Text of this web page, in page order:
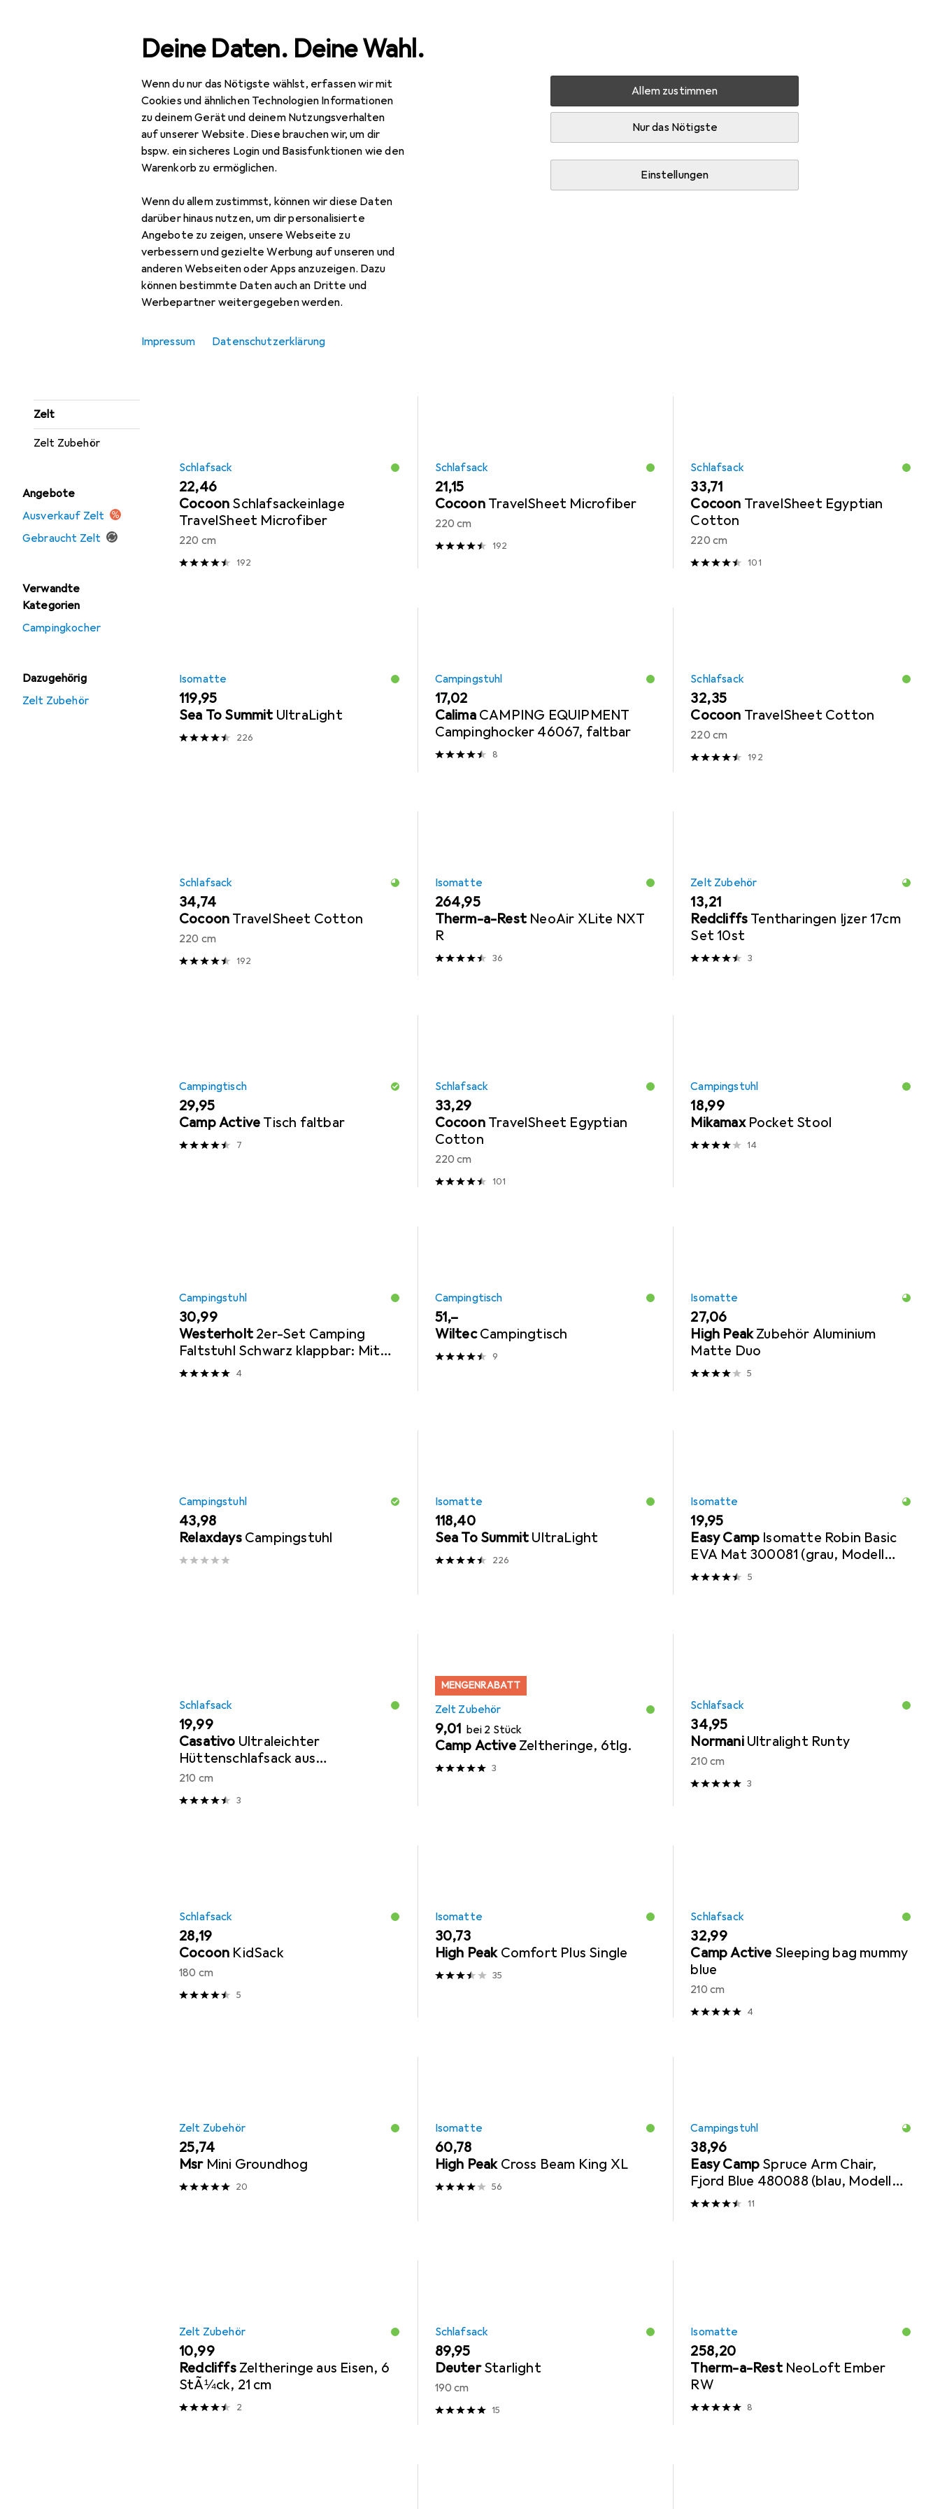
Deine Daten. Deine Wahl.
Wenn du nur das Nötigste wählst, erfassen wir mit
Cookies und ähnlichen Technologien Informationen
zu deinem Gerät und deinem Nutzungsverhalten
auf unserer Website. Diese brauchen wir, um dir
bspw. ein sicheres Login und Basisfunktionen wie den
Warenkorb zu ermöglichen.
Wenn du allem zustimmst, können wir diese Daten
darüber hinaus nutzen, um dir personalisierte
Angebote zu zeigen, unsere Webseite zu
verbessern und gezielte Werbung auf unseren und
anderen Webseiten oder Apps anzuzeigen. Dazu
können bestimmte Daten auch an Dritte und
Werbepartner weitergegeben werden.
Allem zustimmen
Nur das Nötigste
Einstellungen
Impressum Datenschutzerklärung
Navigation nach Kategorien
Zelt
Zelt Zubehör
Angebote
Ausverkauf Zelt
Gebraucht Zelt
Verwandte
Kategorien
Campingkocher
Dazugehörig
Zelt Zubehör
Gesamtsortiment Sport Outdoor Zubehör
EUR
251,17
Robens Starlight 1
Zubehör für Robens Starlight 1
Hier findest du passendes Zubehör zum Produkt Robens Starlight 1 aus den Kategorien Schlafsack, Isomatte und Campingstuhl.
Beliebt Schlafsack Isomatte
Schlafsack
EUR
22,46
Cocoon Schlafsackeinlage
TravelSheet Microfiber
220 cm
192
Schlafsack
EUR
21,15
Cocoon TravelSheet Microfiber
220 cm
192
Schlafsack
EUR
33,71
Cocoon TravelSheet Egyptian
Cotton
220 cm
101
Isomatte
EUR
119,95
Sea To Summit UltraLight
226
Campingstuhl
EUR
17,02
Calima CAMPING EQUIPMENT
Campinghocker 46067, faltbar
8
Schlafsack
EUR
32,35
Cocoon TravelSheet Cotton
220 cm
192
Schlafsack
EUR
34,74
Cocoon TravelSheet Cotton
220 cm
192
Isomatte
EUR
264,95
Therm-a-Rest NeoAir XLite NXT
R
36
Zelt Zubehör
EUR
13,21
Redcliffs Tentharingen Ijzer 17cm
Set 10st
3
Campingtisch
EUR
29,95
Camp Active Tisch faltbar
7
Schlafsack
EUR
33,29
Cocoon TravelSheet Egyptian
Cotton
220 cm
101
Campingstuhl
EUR
18,99
Mikamax Pocket Stool
14
Campingstuhl
EUR
30,99
Westerholt 2er-Set Camping
Faltstuhl Schwarz klappbar: Mit
Armlehne & Getränkehalter
4
Campingtisch
EUR
51,–
Wiltec Campingtisch
9
Isomatte
EUR
27,06
High PeakZubehör Aluminium
Matte Duo
5
Campingstuhl
EUR
43,98
Relaxdays Campingstuhl
Isomatte
EUR
118,40
Sea To SummitUltraLight
226
Isomatte
EUR
19,95
Easy Camp Isomatte Robin Basic
EVA Mat 300081 (grau, Modell
2025)
5
Schlafsack
EUR
19,99
Casativo Ultraleichter
Hüttenschlafsack aus
atmungsaktiver Mikrofaser
210 cm
3
MENGENRABATT
Zelt Zubehör
EUR
9,01 bei 2 Stück
Camp Active Zeltheringe, 6tlg.
3
Schlafsack
EUR
34,95
Normani Ultralight Runty
210 cm
3
Schlafsack
EUR
28,19
Cocoon KidSack
180 cm
5
Isomatte
EUR
30,73
High Peak Comfort Plus Single
35
Schlafsack
EUR
32,99
Camp Active Sleeping bag mummy
blue
210 cm
4
Zelt Zubehör
EUR
25,74
Msr Mini Groundhog
20
Isomatte
EUR
60,78
High Peak Cross Beam King XL
56
Campingstuhl
EUR
38,96
Easy Camp Spruce Arm Chair,
Fjord Blue 480088 (blau, Modell
2025)
11
Zelt Zubehör
EUR
10,99
Redcliffs Zeltheringe aus Eisen, 6
StÃ¼ck, 21 cm
2
Schlafsack
EUR
89,95
Deuter Starlight
190 cm
15
Isomatte
EUR
258,20
Therm-a-Rest NeoLoft Ember
RW
8